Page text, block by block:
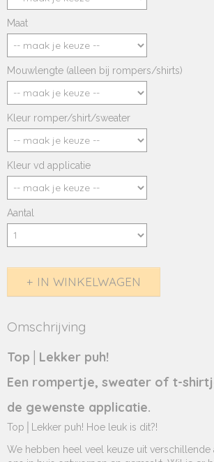
Maat
Mouwlengte (alleen bij rompers/shirts)
Kleur romper/shirt/sweater
Kleur vd applicatie
Aantal
IN WINKELWAGEN
Omschrijving
Top│Lekker puh!
Een rompertje, sweater of t-
de gewenste applicatie.
Top│Lekker puh! Hoe leuk is dit?!
We hebben heel veel keuze uit verschillende